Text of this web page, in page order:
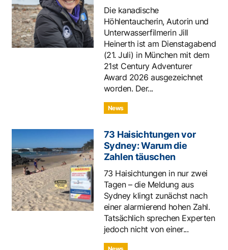
Die kanadische
Höhlentaucherin, Autorin und
Unterwasserfilmerin Jill
Heinerth ist am Dienstagabend
(21. Juli) in München mit dem
21st Century Adventurer
Award 2026 ausgezeichnet
worden. Der...
News
73 Haisichtungen vor
Sydney: Warum die
Zahlen täuschen
73 Haisichtungen in nur zwei
Tagen – die Meldung aus
Sydney klingt zunächst nach
einer alarmierend hohen Zahl.
Tatsächlich sprechen Experten
jedoch nicht von einer...